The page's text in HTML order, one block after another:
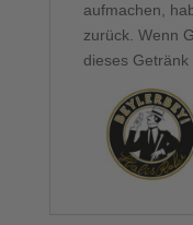
aufmachen,
zurück. Wenn
dieses Getränk